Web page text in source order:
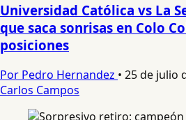
Universidad Católica vs La
que saca sonrisas en Colo
posiciones
Por Pedro Hernandez • 25 de julio
Carlos Campos